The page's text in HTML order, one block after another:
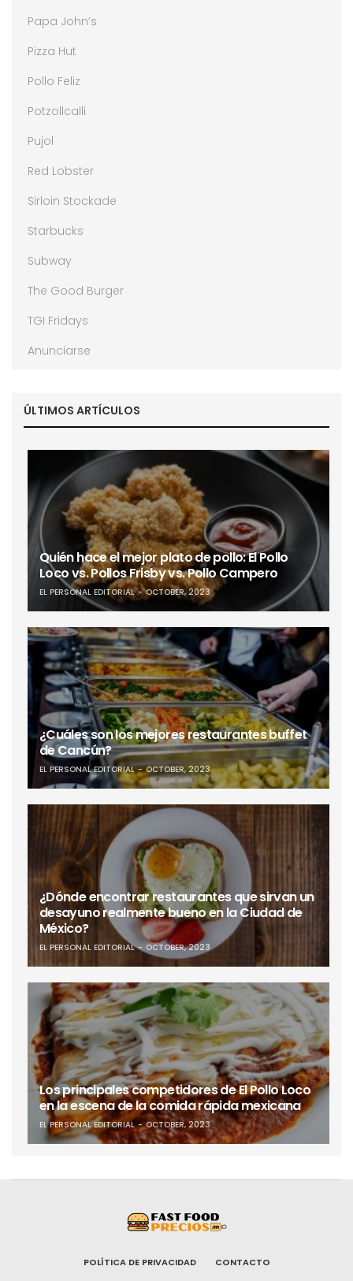
Papa John’s
Pizza Hut
Pollo Feliz
Potzollcalli
Pujol
Red Lobster
Sirloin Stockade
Starbucks
Subway
The Good Burger
TGI Fridays
Anunciarse
ÚLTIMOS ARTÍCULOS
Quién hace el mejor plato de pollo: El Pollo
Loco vs. Pollos Frisby vs. Pollo Campero
EL PERSONAL EDITORIAL OCTOBER, 2023
¿Cuáles son los mejores restaurantes buffet
de Cancún?
EL PERSONAL EDITORIAL OCTOBER, 2023
¿Dónde encontrar restaurantes que sirvan un
desayuno realmente bueno en la Ciudad de
México?
EL PERSONAL EDITORIAL OCTOBER, 2023
Los principales competidores de El Pollo Loco
en la escena de la comida rápida mexicana
EL PERSONAL EDITORIAL OCTOBER, 2023
POLÍTICA DE PRIVACIDAD CONTACTO